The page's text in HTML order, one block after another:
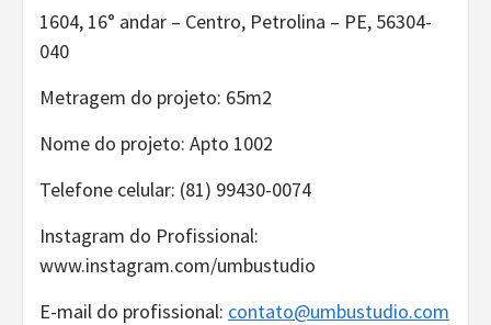
1604, 16° andar – Centro, Petrolina – PE, 56304-
040
Metragem do projeto: 65m2
Nome do projeto: Apto 1002
Telefone celular: (81) 99430-0074
Instagram do Profissional:
www.instagram.com/umbustudio
E-mail do profissional: contato@umbustudio.com